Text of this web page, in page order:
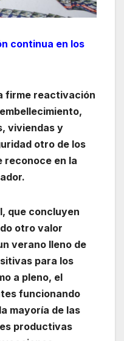
continua en los
firme reactivación
viviendas y
otro de los
reconoce en la
que concluyen
otro valor
verano lleno de
para los
a pleno, el
funcionando
mayoría de las
productivas